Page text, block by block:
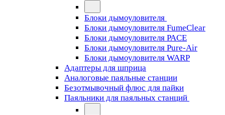
Блоки дымоуловителя
Блоки дымоуловителя FumeClear
Блоки дымоуловителя PACE
Блоки дымоуловителя Pure-Air
Блоки дымоуловителя WARP
Адаптеры для шприца
Аналоговые паяльные станции
Безотмывочный флюс для пайки
Паяльники для паяльных станций